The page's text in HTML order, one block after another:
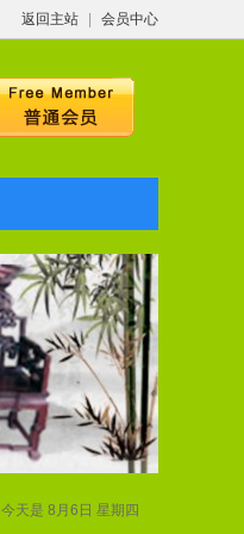
返回主站 会员中心
今天是 8月6日 星期四